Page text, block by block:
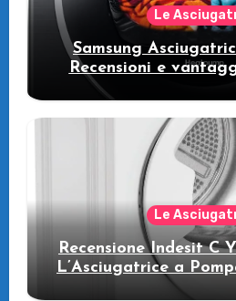
Le
Samsung
Recensioni e
Le
Recensione Indesit C
L’Asciugatrice a
il Tuo